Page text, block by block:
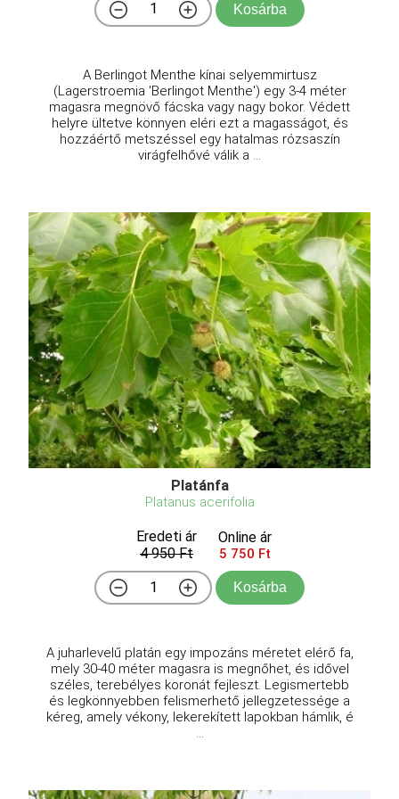
Kosárba
A Berlingot Menthe kínai selyemmirtusz
(Lagerstroemia 'Berlingot Menthe') egy 3-4 méter
magasra megnövő fácska vagy nagy bokor. Védett
helyre ültetve könnyen eléri ezt a magasságot, és
hozzáértő metszéssel egy hatalmas rózsaszín
virágfelhővé válik a ...
Platánfa
Platanus acerifolia
Eredeti ár
4 950 Ft
Online ár
5 750 Ft
Kosárba
A juharlevelű platán egy impozáns méretet elérő fa,
mely 30-40 méter magasra is megnőhet, és idővel
széles, terebélyes koronát fejleszt. Legismertebb
és legkönnyebben felismerhető jellegzetessége a
kéreg, amely vékony, lekerekített lapokban hámlik, é
...